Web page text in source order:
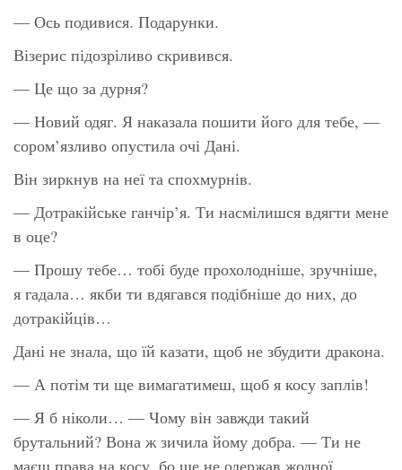
— Ось подивися. Подарунки.
Візерис підозріливо скривився.
— Це що за дурня?
— Новий одяг. Я наказала пошити його для тебе, —
сором’язливо опустила очі Дані.
Він зиркнув на неї та спохмурнів.
— Дотракійське ганчір’я. Ти насмілишся вдягти мене
в оце?
— Прошу тебе… тобі буде прохолодніше, зручніше,
я гадала… якби ти вдягався подібніше до них, до
дотракійців…
Дані не знала, що їй казати, щоб не збудити дракона.
— А потім ти ще вимагатимеш, щоб я косу заплів!
— Я б ніколи… — Чому він завжди такий
брутальний? Вона ж зичила йому добра. — Ти не
маєш права на косу, бо ще не одержав жодної